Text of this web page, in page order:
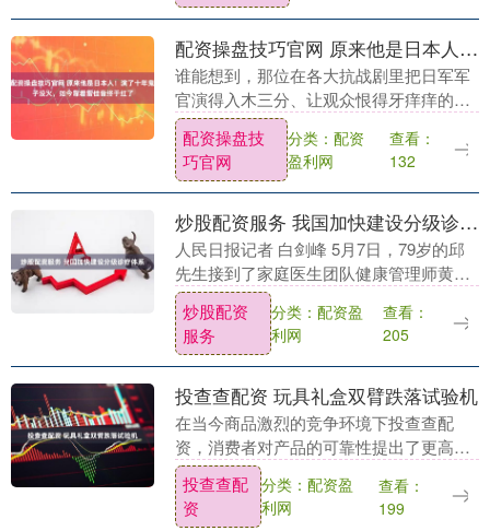
配资操盘技巧官网 原来他是日本人！演了十年鬼子没火，如今靠着雷佳音终于红了
谁能想到，那位在各大抗战剧里把日军军
官演得入木三分、让观众恨得牙痒痒的鬼
子专业户，现实中竟然真是个日本人！更
让人瞠目结舌的是，这位曾放弃日本高
薪，回国追梦的演员....
配资操盘技
巧官网
分类：配资
盈利网
查看：
132
炒股配资服务 我国加快建设分级诊疗体系
人民日报记者 白剑峰 5月7日，79岁的邱
先生接到了家庭医生团队健康管理师黄丽
鸥的随访电话。今年3月，福建省厦门市思
明区鼓浪屿街道社区卫生服务中心家庭医
生团队根....
炒股配资
服务
分类：配资盈
利网
查看：
205
投查查配资 玩具礼盒双臂跌落试验机
在当今商品激烈的竞争环境下投查查配
资，消费者对产品的可靠性提出了更高的
需求。尤其对于玩具礼盒等产品，其外观
美观、完整性及坚固性，对于品牌的形象
和消费者的购买体验....
投查查配
资
分类：配资盈
利网
查看：
199